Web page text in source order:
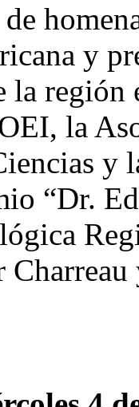
y
la región
la
y
“Dr.